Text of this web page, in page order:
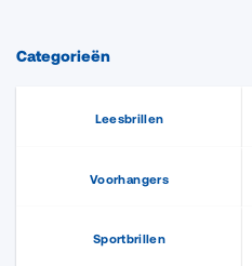
Categorieën
Leesbrillen
Voorhangers
Sportbrillen